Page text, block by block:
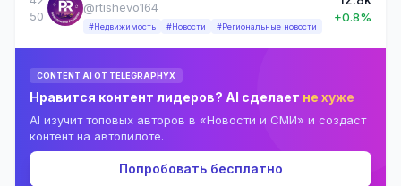
50
@rtishevo164
#Недвижимость #Новости #Региональные новости
+0.8%
CONTENT AI ОТ TELEGRAPHYX
Нравится контент лидеров? AI сделает не хуже
AI изучит топовых авторов в «Новости и СМИ» и создаст
контент на автопилоте.
Попробовать бесплатно